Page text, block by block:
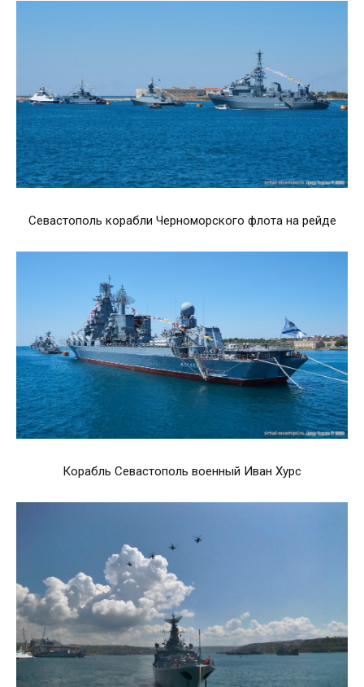
Севастополь корабли Черноморского флота на рейде
Корабль Севастополь военный Иван Хурс